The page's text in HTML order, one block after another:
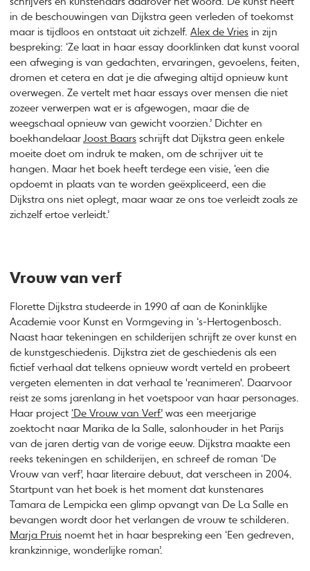
in de beschouwingen van Dijkstra geen verleden of toekomst
maar is tijdloos en ontstaat uit zichzelf.Alex de Vries in zijn
bespreking: ‘Ze laat in haar essay doorklinken dat kunst vooral
een afweging is van gedachten, ervaringen, gevoelens, feiten,
dromen et cetera en dat je die afweging altijd opnieuw kunt
overwegen. Ze vertelt met haar essays over mensen die niet
zozeer verwerpen wat er is afgewogen, maar die de
weegschaal opnieuw van gewicht voorzien.’ Dichter en
boekhandelaarJoost Baars schrijft dat Dijkstra geen enkele
moeite doet om indruk te maken, om de schrijver uit te
hangen. Maar het boek heeft terdege een visie, ‘een die
opdoemt in plaats van te worden geëxpliceerd, een die
Dijkstra ons niet oplegt, maar waar ze ons toe verleidt zoals ze
zichzelf ertoe verleidt.’
Vrouw van verf
Florette Dijkstra studeerde in 1990 af aan de Koninklijke
Academie voor Kunst en Vormgeving in ‘s-Hertogenbosch.
Naast haar tekeningen en schilderijen schrijft ze over kunst en
de kunstgeschiedenis. Dijkstra ziet de geschiedenis als een
fictief verhaal dat telkens opnieuw wordt verteld en probeert
vergeten elementen in dat verhaal te 'reanimeren'. Daarvoor
reist ze soms jarenlang in het voetspoor van haar personages.
Haar project ‘De Vrouw van Verf’ was een meerjarige
zoektocht naar Marika de la Salle, salonhouder in het Parijs
van de jaren dertig van de vorige eeuw. Dijkstra maakte een
reeks tekeningen en schilderijen, en schreef de roman ‘De
Vrouw van verf’, haar literaire debuut, dat verscheen in 2004.
Startpunt van het boek is het moment dat kunstenares
Tamara de Lempicka een glimp opvangt van De La Salle en
bevangen wordt door het verlangen de vrouw te schilderen.
Marja Pruis noemt het in haar bespreking een ‘Een gedreven,
krankzinnige, wonderlijke roman’.